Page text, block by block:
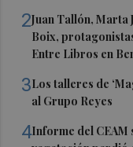
2Juan Tallón, Marta
Boix,
Entre Libros en
3Los talleres de
al Grupo Reyes
4Informe del CEAM